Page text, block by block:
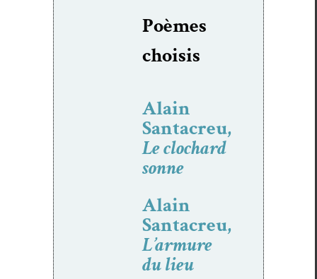
Poèmes
choi­sis
Alain
Santacreu,
Le clochard
sonne
Alain
Santacreu,
L’armure
du lieu